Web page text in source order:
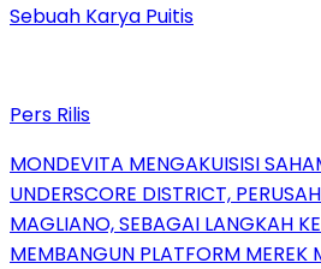
Sebuah Karya Puitis
Pers Rilis
MONDEVITA MENGAKUISISI
UNDERSCORE DISTRICT,
MAGLIANO, SEBAGAI LANGKAH
MEMBANGUN PLATFORM MEREK